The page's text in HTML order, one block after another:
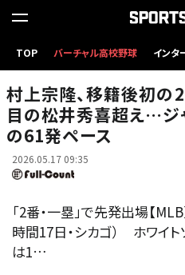
TOP バーチャル高校野球 インタ
Wソックス・村上宗隆【写真：アフロ】
村上宗隆、移籍後初
目の松井秀喜超え…ジ
の61発ペース
2026.05.17 09:35
「2番・一塁」で先発出場【
時間17日・シカゴ） ホワイ
は1…